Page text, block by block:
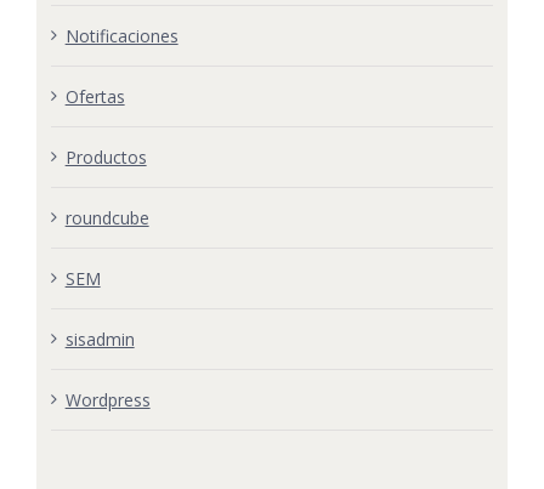
Notificaciones
Ofertas
Productos
roundcube
SEM
sisadmin
Wordpress